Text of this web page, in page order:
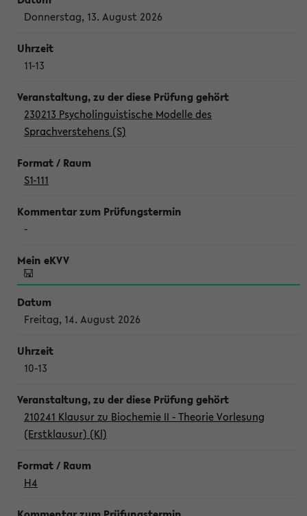
Donnerstag, 13. August 2026
11-13
230213 Psycholinguistische Modelle des
Sprachverstehens (S)
S1-111
-
Freitag, 14. August 2026
10-13
210241 Klausur zu Biochemie II - Theorie Vorlesung
(Erstklausur) (Kl)
H4